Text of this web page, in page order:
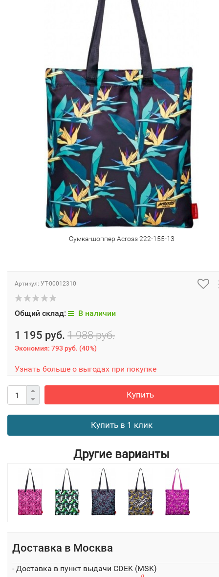
Сумка-шоппер Across 222-155-13
Артикул: УТ-00012310
Общий склад: В наличии
1 195 руб. 1 988 руб.
Экономия: 793 руб. (40%)
Узнать больше о выгодах при покупке
Купить
Купить в 1 клик
Другие варианты
Доставка в Москва
- Доставка в пункт выдачи CDEK (MSK)